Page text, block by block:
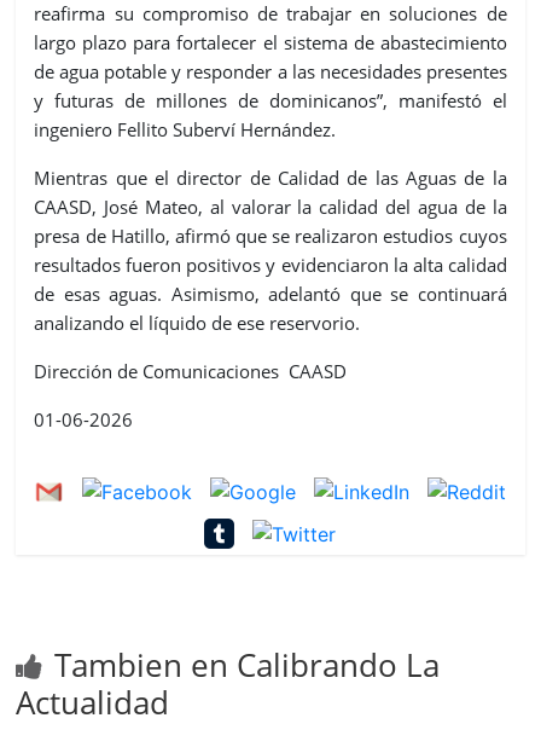
reafirma su compromiso de trabajar en soluciones de
largo plazo para fortalecer el sistema de abastecimiento
de agua potable y responder a las necesidades presentes
y futuras de millones de dominicanos”, manifestó el
ingeniero Fellito Suberví Hernández.
Mientras que el director de Calidad de las Aguas de la
CAASD, José Mateo, al valorar la calidad del agua de la
presa de Hatillo, afirmó que se realizaron estudios cuyos
resultados fueron positivos y evidenciaron la alta calidad
de esas aguas. Asimismo, adelantó que se continuará
analizando el líquido de ese reservorio.
Dirección de Comunicaciones CAASD
01-06-2026
Tambien en Calibrando La
Actualidad